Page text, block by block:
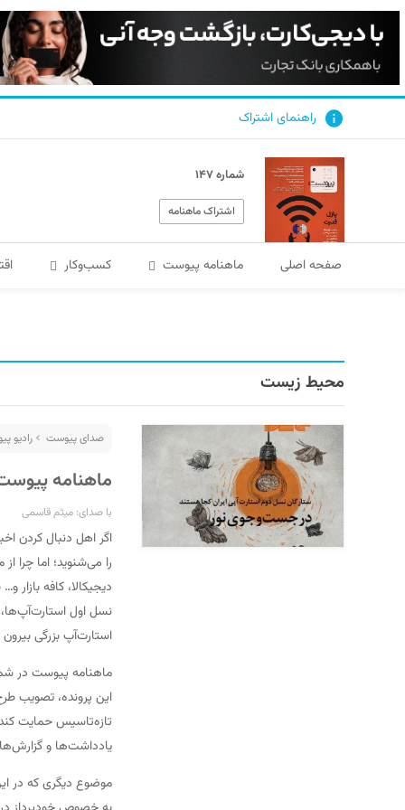
راهنمای اشتراک
شماره ۱۴۷
اشتراک ماهنامه
صفحه اصلی ماهنامه پیوست کسب‌و‌کار
محیط زیست
صدای پیوست رادیو
ماهنامه پیوست –
با صدای: میثم قاسمی
اگر اهل دنبال کردن
را می‌شنوید؛ اما چرا
دیجیکالا، کافه
نسل اول
استارت‌آپ بزرگی
این پرونده، تصویب
تازه‌تاسیس حمایت
یادداشت‌ها و
موضوع دیگری که در